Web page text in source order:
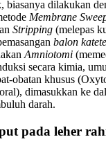
biasanya dilakukan
Membrane
Stripping (melepas
balon
Amniotomi
secara kimia,
obatan khusus
dimasukkan ke
darah.
pada leher